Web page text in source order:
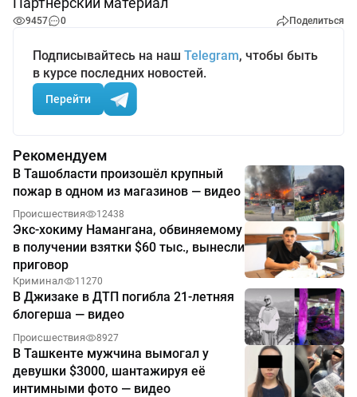
9457 0 Поделиться
Подписывайтесь на наш Telegram, чтобы быть
в курсе последних новостей.
Перейти
Рекомендуем
В Ташобласти произошёл крупный
пожар в одном из магазинов — видео
Происшествия 12438
Экс-хокиму Намангана, обвиняемому
в получении взятки $60 тыс., вынесли
приговор
Криминал 11270
В Джизаке в ДТП погибла 21-летняя
блогерша — видео
Происшествия 8927
В Ташкенте мужчина вымогал у
девушки $3000, шантажируя её
интимными фото — видео